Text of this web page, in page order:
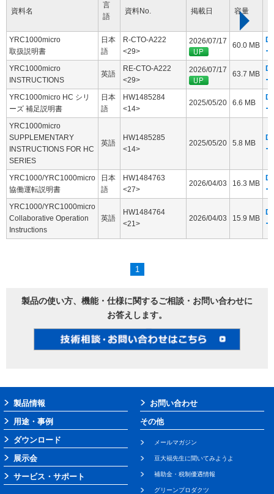
資料名
言
語
資料No. 掲載日 容量
YRC1000micro
取扱説明書
日本
語
R-CTO-A222
<29>
2026/07/17 60.0 MB
YRC1000micro
INSTRUCTIONS
英語
RE-CTO-A222
<29>
2026/07/17 63.7 MB
YRC1000micro HC シリ
ーズ 補足説明書
日本
語
HW1485284
<14>
2025/05/20 6.6 MB
YRC1000micro
SUPPLEMENTARY
INSTRUCTIONS FOR HC
SERIES
英語
HW1485285
<14>
2025/05/20 5.8 MB
YRC1000/YRC1000micro
協働運転説明書
日本
語
HW1484763
<27>
2026/04/03 16.3 MB
YRC1000/YRC1000micro
Collaborative Operation
Instructions
英語
HW1484764
<21>
2026/04/03 15.9 MB
1
製品の使い方、機能・仕様に関するご相談・お問い合わせに
お答えします。
製品情報
用途・事例
ダウンロード
展示会
サービス・サポート
お問い合わせ
その他
メールマガジン
豆大福先生に聞いてみようよ
補助金・税制優遇情報
グリーンプロダクツ